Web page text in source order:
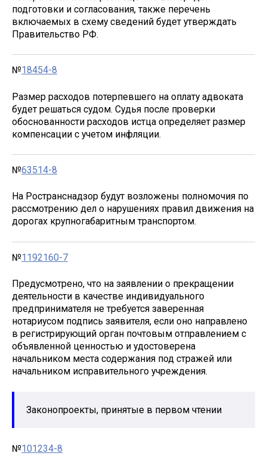
подготовки и согласования, также перечень
включаемых в схему сведений будет утверждать
Правительство РФ.
№18454-8
Размер расходов потерпевшего на оплату адвоката
будет решаться судом. Судья после проверки
обоснованности расходов истца определяет размер
компенсации с учетом инфляции.
№63514-8
На Ространснадзор будут возложены полномочия по
рассмотрению дел о нарушениях правил движения на
дорогах крупногабаритным транспортом.
№1192160-7
Предусмотрено, что на заявлении о прекращении
деятельности в качестве индивидуального
предпринимателя не требуется заверенная
нотариусом подпись заявителя, если оно направлено
в регистрирующий орган почтовым отправлением с
объявленной ценностью и удостоверена
начальником места содержания под стражей или
начальником исправительного учреждения.
Законопроекты, принятые в первом чтении
№101234-8